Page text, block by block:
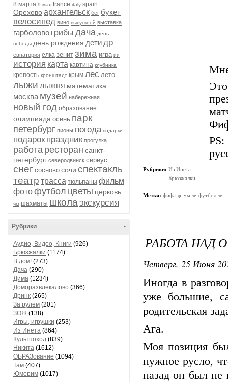
8 марта 9 мая france italy spain
Ореховоархангельск бег букет
велосипед вино выпускной выставка
гарболово грибы дача день
победы день рождения детидр
евпатория елка зенит зима игра ии
история карта картина клубника
крепость кронштадт крым лес лето
лыжи лыжня математика
москва музей набережная
новый год образование
олимпиада осень парк
петербург пионы погода подарки
подарок праздник прогулка
работа ресторан санкт-
петербург северодвинск сириус
снег сосново сочи спектакль
театр трасса тюльпаны фильм
фотофутбол цветы церковь
чм шахматы школа экскурсия
-
Рубрики
Аудио, Видео, Книги (926)
Брюзжалки (1174)
В дом! (273)
Дача (290)
Дима (1234)
Доморазвлекалово (366)
Дринк (265)
За рулем (201)
ЗОЖ (138)
Игры, игрушки (253)
Из Инета (864)
Культпоход (839)
Никита (1612)
ОБРАЗование (1094)
Там (407)
Юморим (1017)
Рубрики: Из Инета
Брюзжалки
Метки: фифа чм футбол
РАБОТА НАД
Четверг, 25 Июня
Иногда в
уже большие,
родительская
Ага.
Моя позиция
нужное русло,
назад он был не